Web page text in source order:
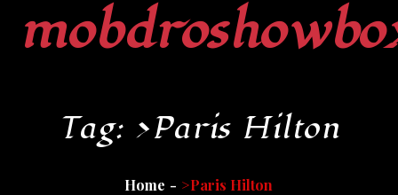
Tag: >Paris Hilton
Home >Paris Hilton